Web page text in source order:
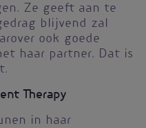
Ze geeft aan te
blijvend zal
ook goede
haar partner. Dat is
Therapy
in haar